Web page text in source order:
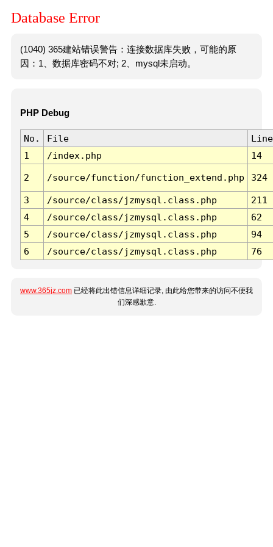
Database Error
(1040) 365建站错误警告：连接数据库失败，可能的原
因：1、数据库密码不对; 2、mysql未启动。
PHP Debug
No. File
Line
1
/index.php 14
2 /source/function/function_extend.php 324
3 /source/class/jzmysql.class.php
211
4
/source/class/jzmysql.class.php
62
5
/source/class/jzmysql.class.php
94
6
/source/class/jzmysql.class.php 76
www.365jz.com 已经将此出错信息详细记录, 由此给您带来的访问不便我
们深感歉意.